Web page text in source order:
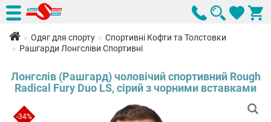
Одяг для спорту
Спортивні Кофти та Толстовки
Рашгарди Лонгсліви Спортивні
Лонгслів (Рашгард) чоловічий спортивний Rough
Radical Fury Duo LS, сірий з чорними вставками
-34%